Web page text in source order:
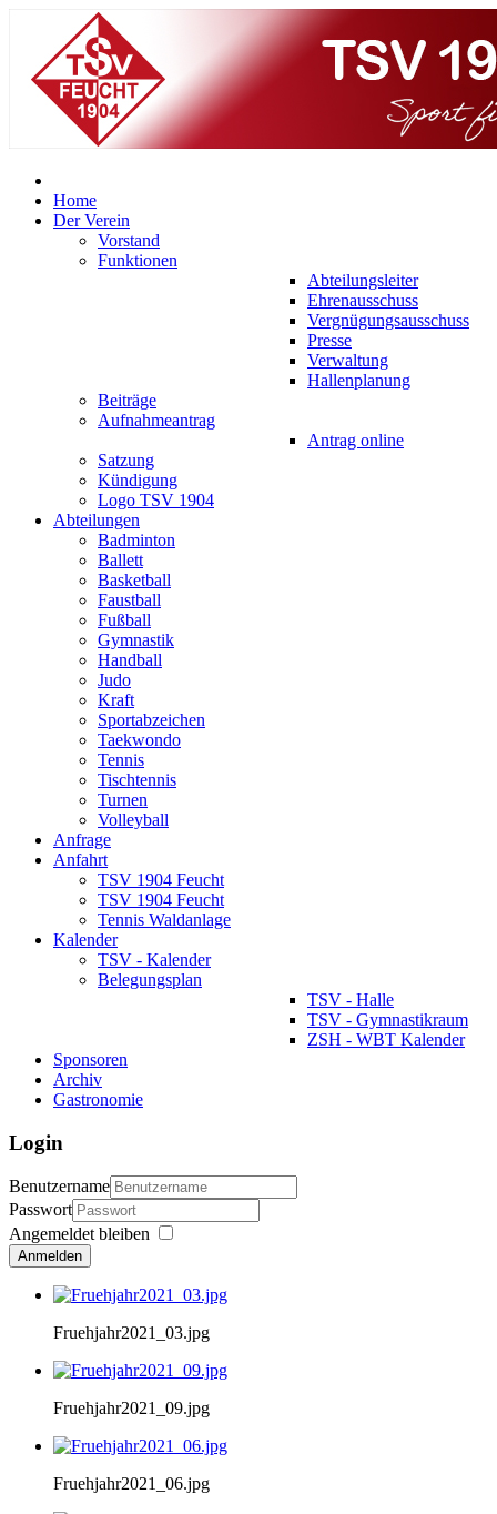
Home
Der Verein
Vorstand
Funktionen
Abteilungsleiter
Ehrenausschuss
Vergnügungsausschuss
Presse
Verwaltung
Hallenplanung
Beiträge
Aufnahmeantrag
Antrag online
Satzung
Kündigung
Logo TSV 1904
Abteilungen
Badminton
Ballett
Basketball
Faustball
Fußball
Gymnastik
Handball
Judo
Kraft
Sportabzeichen
Taekwondo
Tennis
Tischtennis
Turnen
Volleyball
Anfrage
Anfahrt
TSV 1904 Feucht
TSV 1904 Feucht
Tennis Waldanlage
Kalender
TSV - Kalender
Belegungsplan
TSV - Halle
TSV - Gymnastikraum
ZSH - WBT Kalender
Sponsoren
Archiv
Gastronomie
Login
Benutzername
Passwort
Angemeldet bleiben
Anmelden
Fruehjahr2021_03.jpg
Fruehjahr2021_09.jpg
Fruehjahr2021_06.jpg